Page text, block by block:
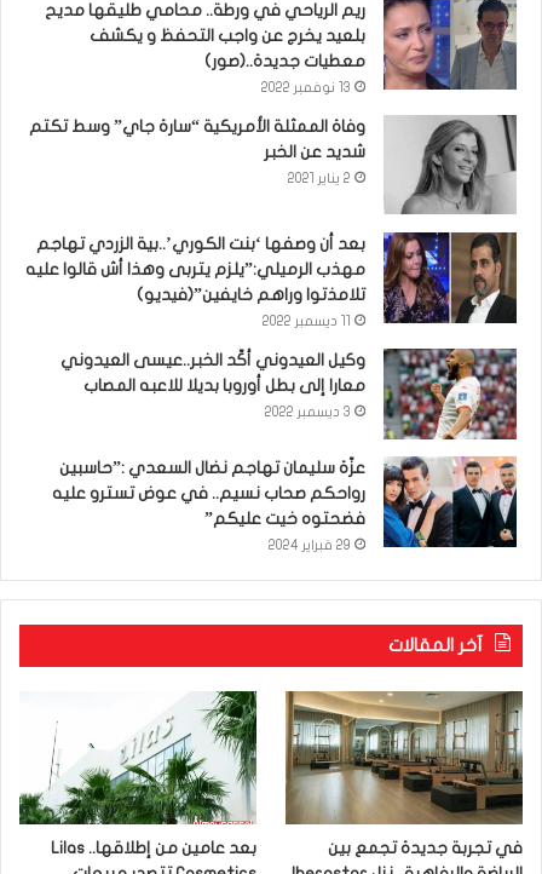
ريم الرياحي في ورطة.. محامي طليقها مديح
بلعيد يخرج عن واجب التحفظ و يكشف
معطيات جديدة..(صور)
13 نوفمبر 2022
وفاة الممثلة الأمريكية “سارة جاي” وسط تكتم
شديد عن الخبر
2 يناير 2021
بعد أن وصفها ‘بنت الكوري’..بية الزردي تهاجم
مهذب الرميلي:”يلزم يتربى وهذا أش قالوا عليه
تلامذتوا وراهم خايفين”(فيديو)
وكيل العيدوني أكّد الخبر..عيسى العيدوني
معارا إلى بطل أوروبا بديلا للاعبه المصاب
3 ديسمبر 2022
عزّة سليمان تهاجم نضال السعدي :”حاسبين
رواحكم صحاب نسيم.. في عوض تسترو عليه
فضحتوه خيت عليكم”
29 فبراير 2024
آخر المقالات
في تجربة جديدة تجمع بين
بعد عامين من إطلاقها.. Lilas